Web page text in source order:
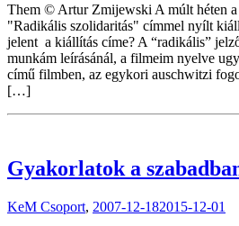
Them © Artur Zmijewski A múlt héten a
"Radikális szolidaritás" címmel nyílt
jelent a kiállítás címe? A “radikális”
munkám leírásánál, a filmeim nyelve
című filmben, az egykori auschwitzi
[…]
Gyakorlatok a
KeM Csoport, 2007-12-182015-12-01